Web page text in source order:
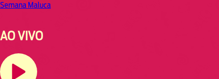
Semana Maluca
AO VIVO